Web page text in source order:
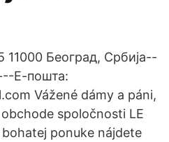
11000 Београд, Србија--
Е-пошта:
Vážené dámy a páni,
spoločnosti LE
bohatej ponuke nájdete